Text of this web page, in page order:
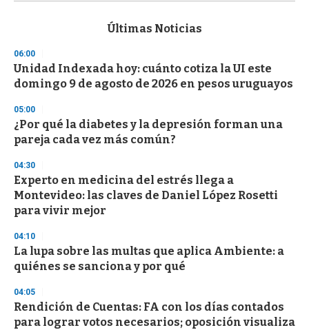
d
s
o
f
3
s
e
c
n
d
s
Últimas Noticias
06:00
Unidad Indexada hoy: cuánto cotiza la UI este
domingo 9 de agosto de 2026 en pesos uruguayos
05:00
¿Por qué la diabetes y la depresión forman una
pareja cada vez más común?
04:30
Experto en medicina del estrés llega a
Montevideo: las claves de Daniel López Rosetti
para vivir mejor
04:10
La lupa sobre las multas que aplica Ambiente: a
quiénes se sanciona y por qué
04:05
Rendición de Cuentas: FA con los días contados
para lograr votos necesarios; oposición visualiza